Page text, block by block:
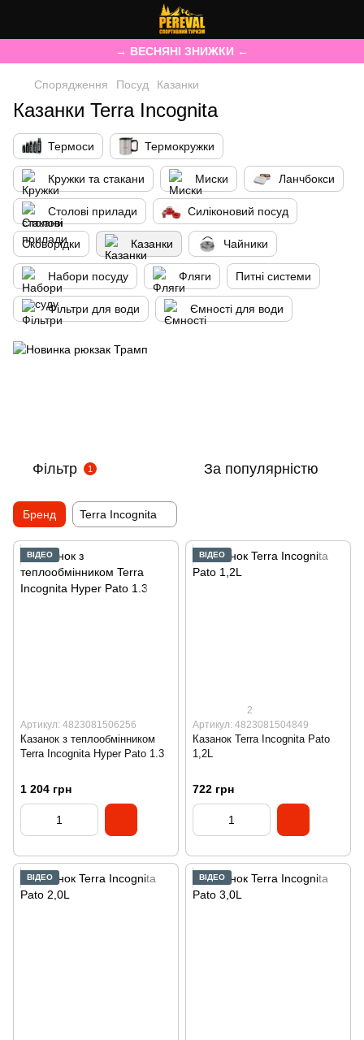
→ ВЕСНЯНІ ЗНИЖКИ ←
Спорядження Посуд Казанки
Казанки Terra Incognita
Термоси Термокружки
Кружки та стакани Миски Ланчбокси
Столові прилади Силіконовий посуд
Сковорідки Казанки Чайники
Набори посуду Фляги Питні системи
Фільтри для води Ємності для води
Фільтр 1 За популярністю
Бренд Terra Incognita
ВІДЕО
Артикул: 4823081506256
Казанок з теплообмінником
Terra Incognita Hyper Pato 1.3
1 204 грн
ВІДЕО
2
Артикул: 4823081504849
Казанок Terra Incognita Pato
1,2L
722 грн
ВІДЕО ВІДЕО